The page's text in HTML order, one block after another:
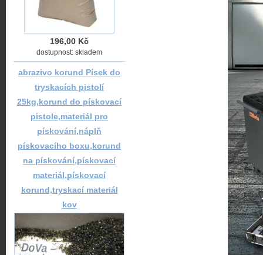
196,00 Kč
dostupnost: skladem
abrazivo korund Písek do
tryskacích pistolí
25kg,korund do pískovací
pistole,materiál pro
pískování,náplň
pískovacího boxu,korund
na pískování,pískovací
materiál,pískovací
korund,tryskací materiál
kov